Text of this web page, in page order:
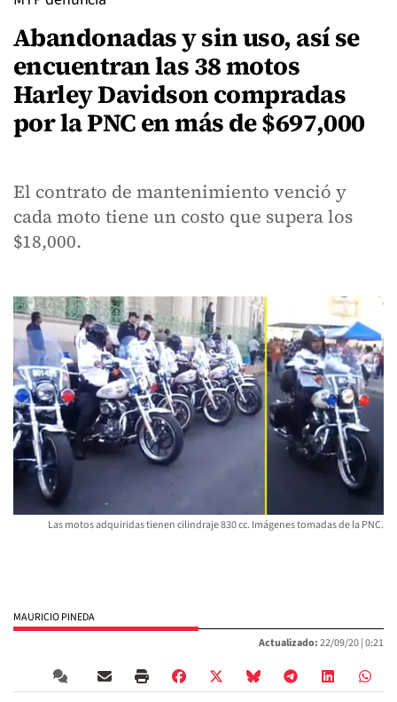
Abandonadas y sin uso, así se
encuentran las 38 motos
Harley Davidson compradas
por la PNC en más de $697,000
El contrato de mantenimiento venció y
cada moto tiene un costo que supera los
$18,000.
Las motos adquiridas tienen cilindraje 830 cc. Imágenes tomadas de la PNC.
MAURICIO PINEDA
Actualizado:22/09/20 |0:21